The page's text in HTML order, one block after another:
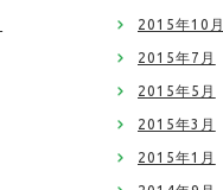
2015年10月
2015年7月
2015年5月
2015年3月
2015年1月